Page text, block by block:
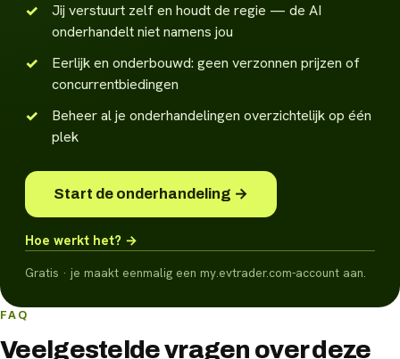
Jij verstuurt zelf en houdt de regie — de AI
onderhandelt niet namens jou
Eerlijk en onderbouwd: geen verzonnen prijzen of
concurrentbiedingen
Beheer al je onderhandelingen overzichtelijk op één
plek
Start de onderhandeling →
Hoe werkt het? →
Gratis · je maakt eenmalig een my.evtrader.com-account aan.
FAQ
Veelgestelde vragen over deze